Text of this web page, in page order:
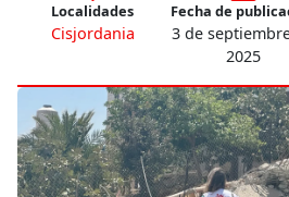
Localidades
Cisjordania
Fecha de
3 de
2025